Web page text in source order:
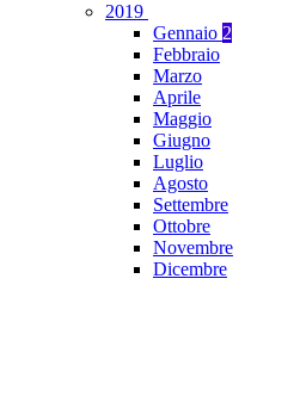
2019
Gennaio 2
Febbraio
Marzo
Aprile
Maggio
Giugno
Luglio
Agosto
Settembre
Ottobre
Novembre
Dicembre